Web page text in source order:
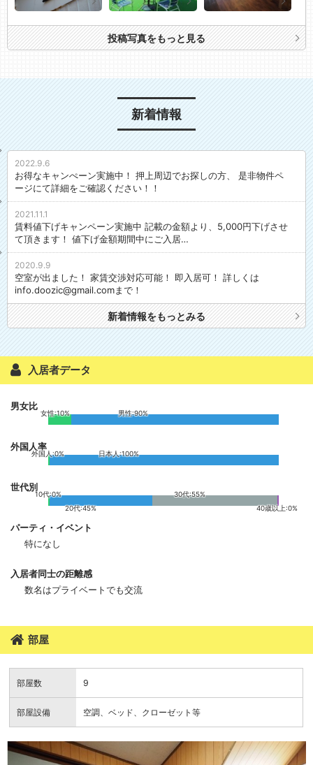
投稿写真をもっと見る
新着情報
2022.9.6
お得なキャンぺーン実施中！ 押上周辺でお探しの方、 是非物件ペ
ージにて詳細をご確認ください！！
2021.11.1
賃料値下げキャンペーン実施中 記載の金額より、5,000円下げさせ
て頂きます！ 値下げ金額期間中にご入居…
2020.9.9
空室が出ました！ 家賃交渉対応可能！ 即入居可！ 詳しくは
info.doozic@gmail.comまで！
新着情報をもっとみる
入居者データ
男女比
女性:10% 男性:90%
外国人率
外国人:0% 日本人:100%
世代別
10代:0%
20代:45%
30代:55%
40歳以上:0%
パーティ・イベント
特になし
入居者同士の距離感
数名はプライベートでも交流
部屋
部屋数 9
部屋設備 空調、ベッド、クローゼット等